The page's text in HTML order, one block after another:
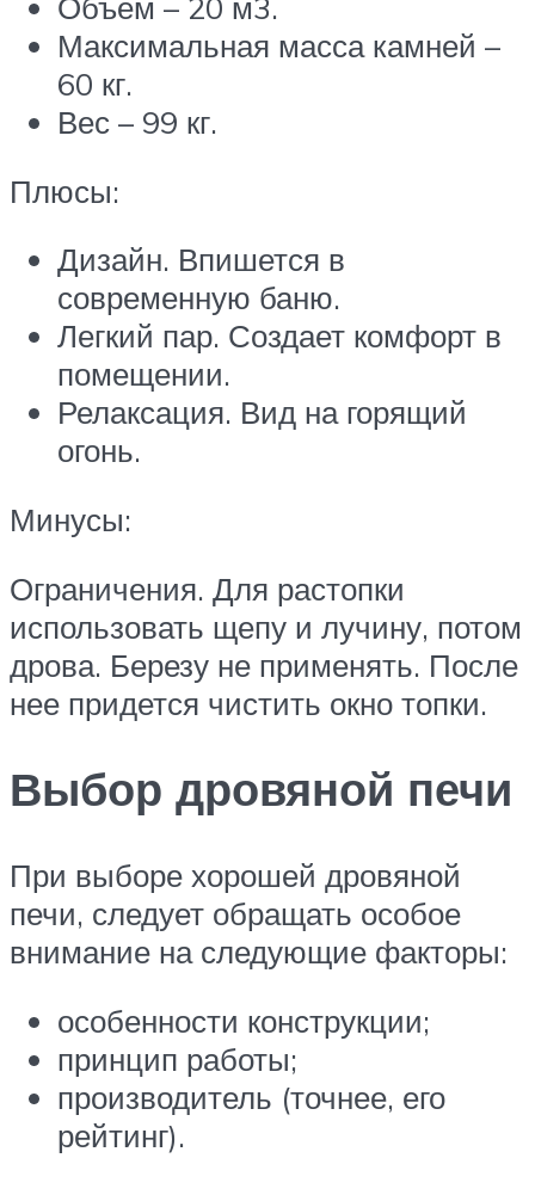
Максимальная масса камней –
60 кг.
Вес – 99 кг.
Плюсы:
Дизайн. Впишется в
современную баню.
Легкий пар. Создает комфорт в
помещении.
Релаксация. Вид на горящий
огонь.
Минусы:
Ограничения. Для растопки
использовать щепу и лучину, потом
дрова. Березу не применять. После
нее придется чистить окно топки.
Выбор дровяной печи
При выборе хорошей дровяной
печи, следует обращать особое
внимание на следующие факторы:
особенности конструкции;
принцип работы;
производитель (точнее, его
рейтинг).